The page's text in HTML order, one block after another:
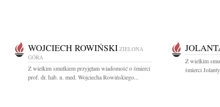
WOJCIECH ROWIŃSKI ZIELONA
GÓRA
Z wielkim smutkiem przyjęłam wiadomość o śmierci
prof. dr. hab. n. med. Wojciecha Rowińskiego...
Z wielkim
śmierci